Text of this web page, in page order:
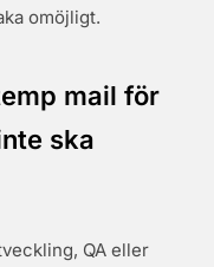
omöjligt.
mail för
ska
QA eller